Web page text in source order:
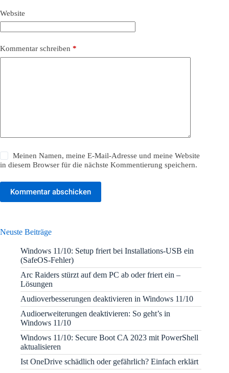
Website
Kommentar schreiben *
Meinen Namen, meine E-Mail-Adresse und meine Website
in diesem Browser für die nächste Kommentierung speichern.
Kommentar abschicken
Neuste Beiträge
Windows 11/10: Setup friert bei Installations-USB ein
(SafeOS-Fehler)
Arc Raiders stürzt auf dem PC ab oder friert ein –
Lösungen
Audioverbesserungen deaktivieren in Windows 11/10
Audioerweiterungen deaktivieren: So geht’s in
Windows 11/10
Windows 11/10: Secure Boot CA 2023 mit PowerShell
aktualisieren
Ist OneDrive schädlich oder gefährlich? Einfach erklärt